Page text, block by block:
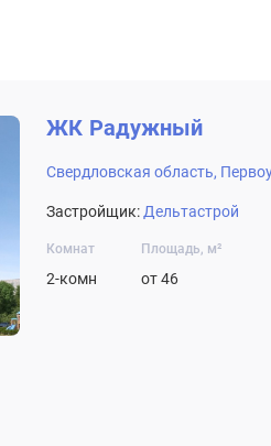
ЖК Радужный
Свердловская область,
Застройщик: Дельтастрой
Комнат Площадь, м²
2-комн от 46